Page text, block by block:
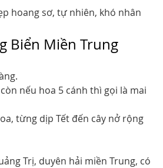
hoang sơ, tự nhiên, khó nhân
Biển Miền Trung
nếu hoa 5 cánh thì gọi là mai
từng dịp Tết đến cây nở rộng
Trị, duyên hải miền Trung, có